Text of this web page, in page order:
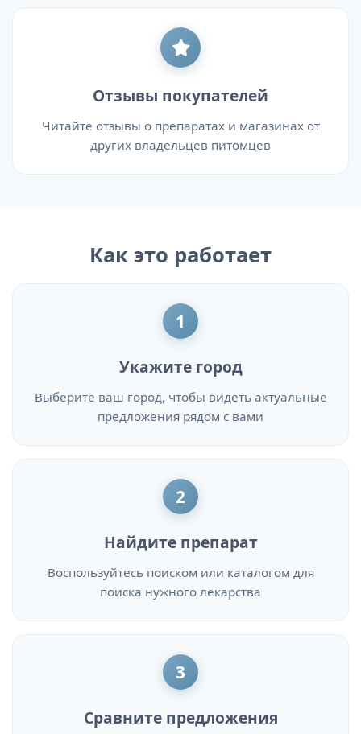
Отзывы покупателей
Читайте отзывы о препаратах и магазинах от
других владельцев питомцев
Как это работает
1
Укажите город
Выберите ваш город, чтобы видеть актуальные
предложения рядом с вами
2
Найдите препарат
Воспользуйтесь поиском или каталогом для
поиска нужного лекарства
3
Сравните предложения